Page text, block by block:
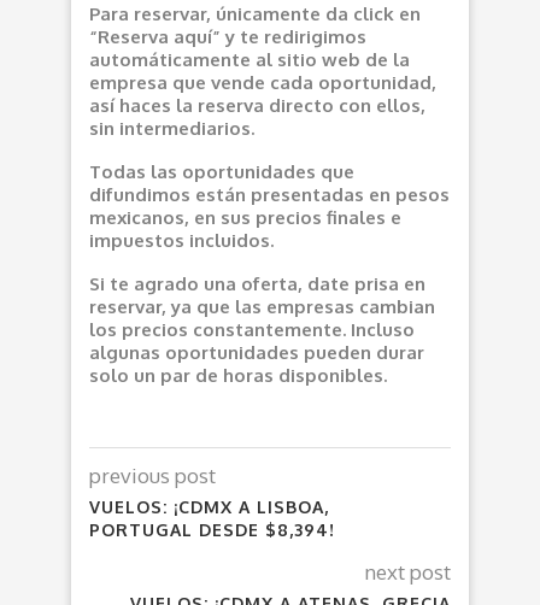
Para reservar, únicamente da click en
“Reserva aquí” y te redirigimos
automáticamente al sitio web de la
empresa que vende cada oportunidad,
así haces la reserva directo con ellos,
sin intermediarios.
Todas las oportunidades que
difundimos están presentadas en pesos
mexicanos, en sus precios finales e
impuestos incluidos.
Si te agrado una oferta, date prisa en
reservar, ya que las empresas cambian
los precios constantemente. Incluso
algunas oportunidades pueden durar
solo un par de horas disponibles.
previous post
VUELOS: ¡CDMX A LISBOA,
PORTUGAL DESDE $8,394!
next post